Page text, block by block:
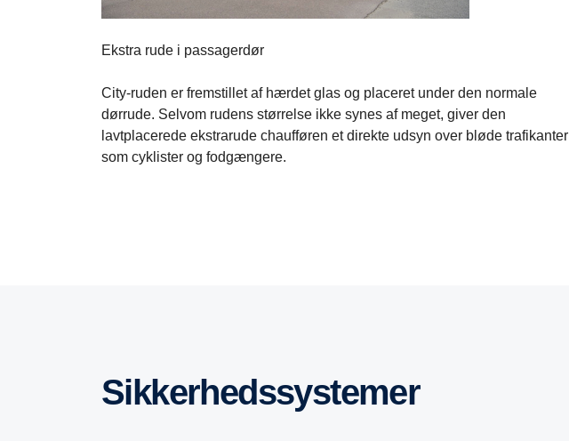
Ekstra rude i passagerdør
City-ruden er fremstillet af hærdet glas og placeret under den normale
dørrude. Selvom rudens størrelse ikke synes af meget, giver den
lavtplacerede ekstrarude chaufføren et direkte udsyn over bløde trafikanter
som cyklister og fodgængere.
Sikkerhedssystemer